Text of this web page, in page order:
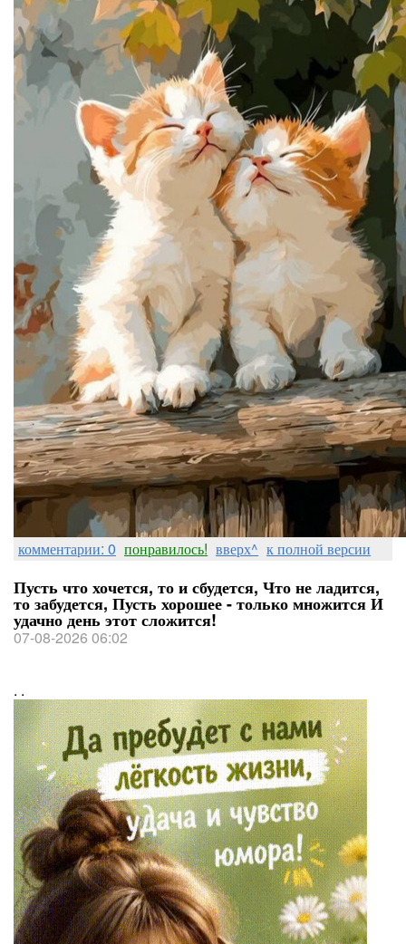
комментарии: 0 понравилось! вверх^ к полной версии
Пусть что хочется, то и сбудется, Что не ладится,
то забудется, Пусть хорошее - только множится И
удачно день этот сложится!
07-08-2026 06:02
. .